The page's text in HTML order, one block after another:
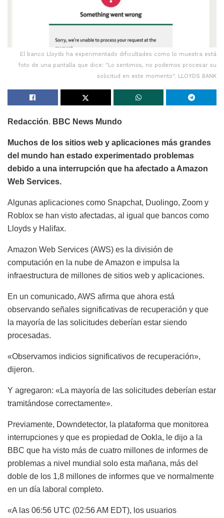
El banco Lloyds ha experimentado dificultades como lo muestra está
foto de una pantalla que dice: "Lo sentimos, no podemos procesar su
solicitud en este momento". LLOYDS BANK
Redacción. BBC News Mundo
Muchos de los sitios web y aplicaciones más grandes
del mundo han estado experimentado problemas
debido a una interrupción que ha afectado a Amazon
Web Services.
Algunas aplicaciones como Snapchat, Duolingo, Zoom y
Roblox se han visto afectadas, al igual que bancos como
Lloyds y Halifax.
Amazon Web Services (AWS) es la división de
computación en la nube de Amazon e impulsa la
infraestructura de millones de sitios web y aplicaciones.
En un comunicado, AWS afirma que ahora está
observando señales significativas de recuperación y que
la mayoría de las solicitudes deberían estar siendo
procesadas.
«Observamos indicios significativos de recuperación»,
dijeron.
Y agregaron: «La mayoría de las solicitudes deberían estar
tramitándose correctamente».
Previamente, Downdetector, la plataforma que monitorea
interrupciones y que es propiedad de Ookla, le dijo a la
BBC que ha visto más de cuatro millones de informes de
problemas a nivel mundial solo esta mañana, más del
doble de los 1,8 millones de informes que ve normalmente
en un día laboral completo.
«A las 06:56 UTC (02:56 AM EDT), los usuarios